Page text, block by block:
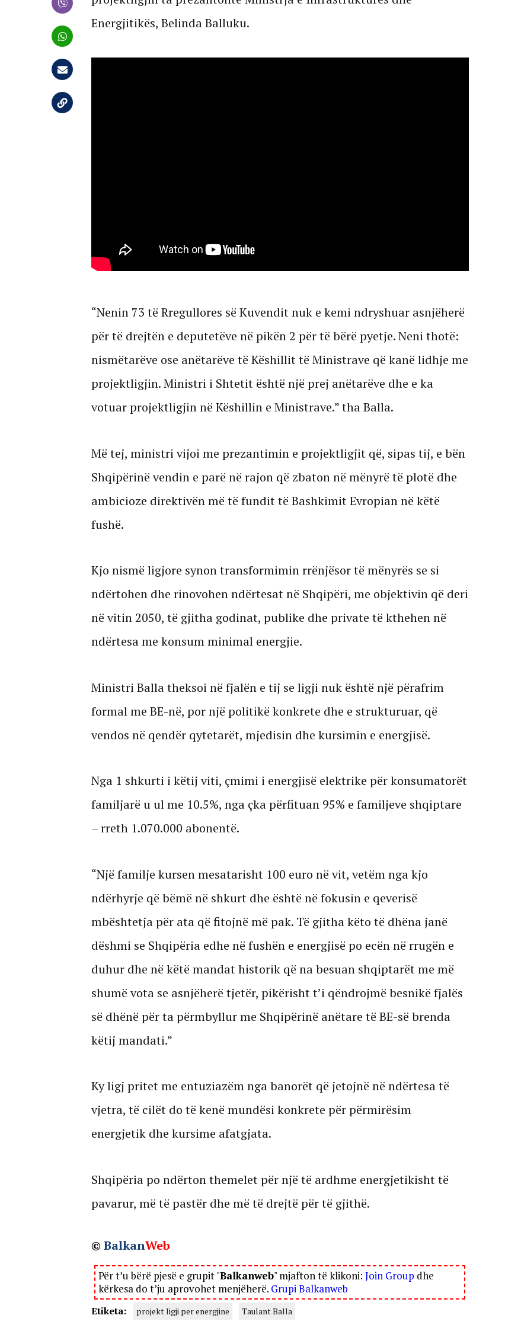
Energjitikës, Belinda Balluku.
“Nenin 73 të Rregullores së Kuvendit nuk e kemi ndryshuar asnjëherë
për të drejtën e deputetëve në pikën 2 për të bërë pyetje. Neni thotë:
nismëtarëve ose anëtarëve të Këshillit të Ministrave që kanë lidhje me
projektligjin. Ministri i Shtetit është një prej anëtarëve dhe e ka
votuar projektligjin në Këshillin e Ministrave.” tha Balla.
Më tej, ministri vijoi me prezantimin e projektligjit që, sipas tij, e bën
Shqipërinë vendin e parë në rajon që zbaton në mënyrë të plotë dhe
ambicioze direktivën më të fundit të Bashkimit Evropian në këtë
fushë.
Kjo nismë ligjore synon transformimin rrënjësor të mënyrës se si
ndërtohen dhe rinovohen ndërtesat në Shqipëri, me objektivin që deri
në vitin 2050, të gjitha godinat, publike dhe private të kthehen në
ndërtesa me konsum minimal energjie.
Ministri Balla theksoi në fjalën e tij se ligji nuk është një përafrim
formal me BE-në, por një politikë konkrete dhe e strukturuar, që
vendos në qendër qytetarët, mjedisin dhe kursimin e energjisë.
Nga 1 shkurti i këtij viti, çmimi i energjisë elektrike për konsumatorët
familjarë u ul me 10.5%, nga çka përfituan 95% e familjeve shqiptare
– rreth 1.070.000 abonentë.
“Një familje kursen mesatarisht 100 euro në vit, vetëm nga kjo
ndërhyrje që bëmë në shkurt dhe është në fokusin e qeverisë
mbështetja për ata që fitojnë më pak. Të gjitha këto të dhëna janë
dëshmi se Shqipëria edhe në fushën e energjisë po ecën në rrugën e
duhur dhe në këtë mandat historik që na besuan shqiptarët me më
shumë vota se asnjëherë tjetër, pikërisht t’i qëndrojmë besnikë fjalës
së dhënë për ta përmbyllur me Shqipërinë anëtare të BE-së brenda
këtij mandati.”
Ky ligj pritet me entuziazëm nga banorët që jetojnë në ndërtesa të
vjetra, të cilët do të kenë mundësi konkrete për përmirësim
energjetik dhe kursime afatgjata.
Shqipëria po ndërton themelet për një të ardhme energjetikisht të
pavarur, më të pastër dhe më të drejtë për të gjithë.
© BalkanWeb
Për t’u bërë pjesë e grupit "Balkanweb" mjafton të klikoni: Join Group dhe
kërkesa do t’ju aprovohet menjëherë. Grupi Balkanweb
Etiketa: projekt ligji per energjine Taulant Balla